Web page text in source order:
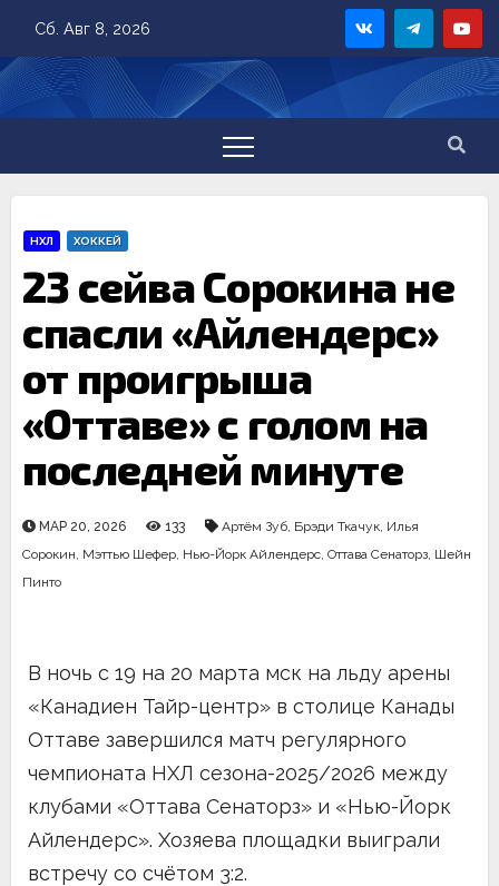
content
Сб. Авг 8, 2026
НХЛ ХОККЕЙ
23 сейва Сорокина не
спасли «Айлендерс»
от проигрыша
«Оттаве» с голом на
последней минуте
МАР 20, 2026 133 Артём Зуб, Брэди Ткачук, Илья
Сорокин, Мэттью Шефер, Нью-Йорк Айлендерс, Оттава Сенаторз, Шейн
Пинто
В ночь с 19 на 20 марта мск на льду арены
«Канадиен Тайр-центр» в столице Канады
Оттаве завершился матч регулярного
чемпионата НХЛ сезона-2025/2026 между
клубами «Оттава Сенаторз» и «Нью-Йорк
Айлендерс». Хозяева площадки выиграли
встречу со счётом 3:2.